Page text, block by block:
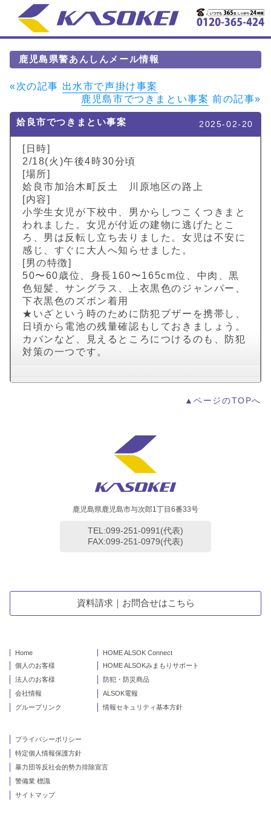
鹿児島県警あんしんメール情報
«次の記事 出水市で声掛け事案
鹿児島市でつきまとい事案 前の記事»
姶良市でつきまとい事案 2025-02-20
[日時]
2/18(火)午後4時30分頃
[場所]
姶良市加治木町反土 川原地区の路上
[内容]
小学生女児が下校中、男からしつこくつきまと
われました。女児が付近の建物に逃げたとこ
ろ、男は反転し立ち去りました。女児は不安に
感じ、すぐに大人へ知らせました。
[男の特徴]
50〜60歳位、身長160〜165cm位、中肉、黒
色短髪、サングラス、上衣黒色のジャンパー、
下衣黒色のズボン着用
★いざという時のために防犯ブザーを携帯し、
日頃から電池の残量確認もしておきましょう。
カバンなど、見えるところにつけるのも、防犯
対策の一つです。
▲ページのTOPへ
鹿児島県鹿児島市与次郎1丁目6番33号
TEL:099-251-0991(代表)
FAX:099-251-0979(代表)
資料請求｜お問合せはこちら
Home
個人のお客様
法人のお客様
会社情報
グループリンク
HOME ALSOK Connect
HOME ALSOKみまもりサポート
防犯・防災商品
ALSOK電報
情報セキュリティ基本方針
プライバシーポリシー
特定個人情報保護方針
暴力団等反社会的勢力排除宣言
警備業 標識
サイトマップ